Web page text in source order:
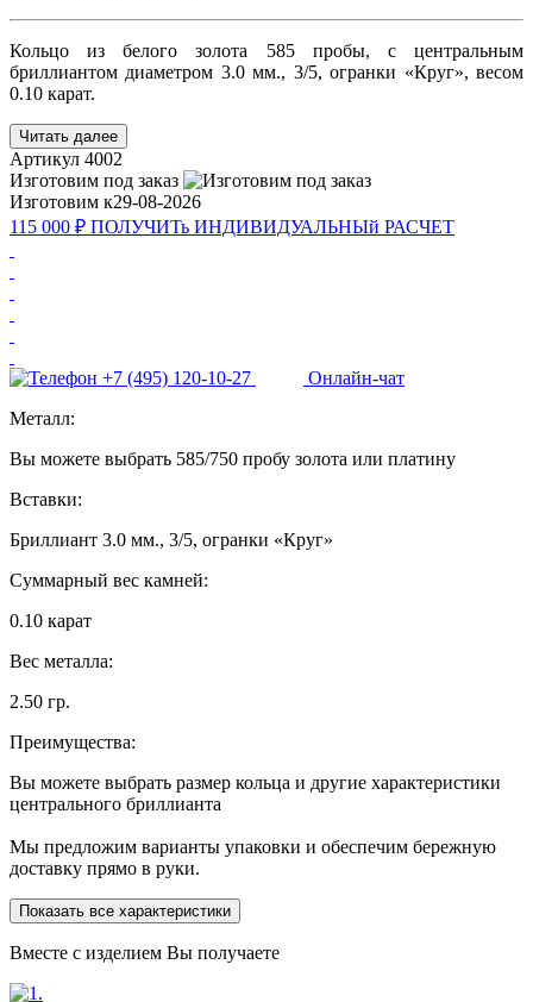
Кольцо из белого золота 585 пробы, с центральным
бриллиантом диаметром 3.0 мм., 3/5, огранки «Круг», весом
0.10 карат.
Читать далее
Артикул 4002
Изготовим под заказ
Изготовим к29-08-2026
115 000 ₽ ПОЛУЧИТь ИНДИВИДУАЛЬНЫй РАСЧЕТ
+7 (495) 120-10-27
Онлайн-чат
Металл:
Вы можете выбрать 585/750 пробу золота или платину
Вставки:
Бриллиант 3.0 мм., 3/5, огранки «Круг»
Суммарный вес камней:
0.10 карат
Вес металла:
2.50 гр.
Преимущества:
Вы можете выбрать размер кольца и другие характеристики
центрального бриллианта
Мы предложим варианты упаковки и обеспечим бережную
доставку прямо в руки.
Показать все характеристики
Вместе с изделием Вы получаете